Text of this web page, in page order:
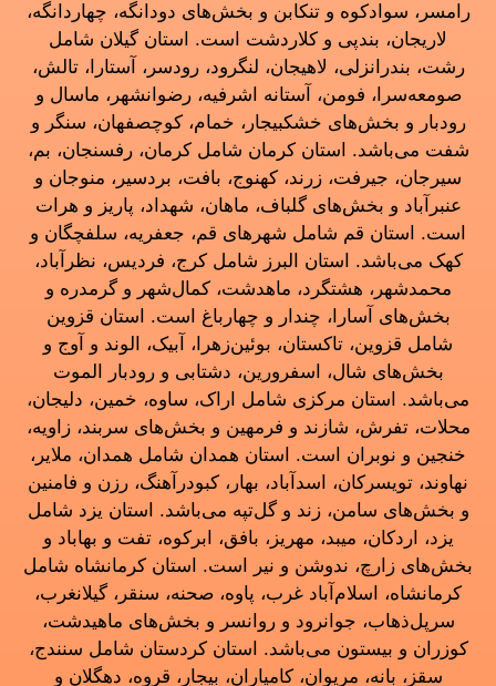
رامسر، سوادکوه و تنکابن و بخش‌های دودانگه، چهاردانگه،
لاریجان، بندپی و کلاردشت است. استان گیلان شامل
رشت، بندرانزلی، لاهیجان، لنگرود، رودسر، آستارا، تالش،
صومعه‌سرا، فومن، آستانه اشرفیه، رضوانشهر، ماسال و
رودبار و بخش‌های خشکبیجار، خمام، کوچصفهان، سنگر و
شفت می‌باشد. استان کرمان شامل کرمان، رفسنجان، بم،
سیرجان، جیرفت، زرند، کهنوج، بافت، بردسیر، منوجان و
عنبرآباد و بخش‌های گلباف، ماهان، شهداد، پاریز و هرات
است. استان قم شامل شهرهای قم، جعفریه، سلفچگان و
کهک می‌باشد. استان البرز شامل کرج، فردیس، نظرآباد،
محمدشهر، هشتگرد، ماهدشت، کمال‌شهر و گرمدره و
بخش‌های آسارا، چندار و چهارباغ است. استان قزوین
شامل قزوین، تاکستان، بوئین‌زهرا، آبیک، الوند و آوج و
بخش‌های شال، اسفرورین، دشتابی و رودبار الموت
می‌باشد. استان مرکزی شامل اراک، ساوه، خمین، دلیجان،
محلات، تفرش، شازند و فرمهین و بخش‌های سربند، زاویه،
خنجین و نوبران است. استان همدان شامل همدان، ملایر،
نهاوند، تویسرکان، اسدآباد، بهار، کبودرآهنگ، رزن و فامنین
و بخش‌های سامن، زند و گل‌تپه می‌باشد. استان یزد شامل
یزد، اردکان، میبد، مهریز، بافق، ابرکوه، تفت و بهاباد و
بخش‌های زارچ، ندوشن و نیر است. استان کرمانشاه شامل
کرمانشاه، اسلام‌آباد غرب، پاوه، صحنه، سنقر، گیلانغرب،
سرپل‌ذهاب، جوانرود و روانسر و بخش‌های ماهیدشت،
کوزران و بیستون می‌باشد. استان کردستان شامل سنندج،
سقز، بانه، مریوان، کامیاران، بیجار، قروه، دهگلان و